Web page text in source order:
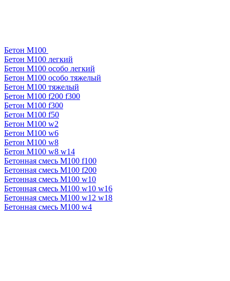
Бетон М100
Бетон М100 легкий
Бетон М100 особо легкий
Бетон М100 особо тяжелый
Бетон М100 тяжелый
Бетон М100 f200 f300
Бетон М100 f300
Бетон М100 f50
Бетон М100 w2
Бетон М100 w6
Бетон М100 w8
Бетон М100 w8 w14
Бетонная смесь М100 f100
Бетонная смесь М100 f200
Бетонная смесь М100 w10
Бетонная смесь М100 w10 w16
Бетонная смесь М100 w12 w18
Бетонная смесь М100 w4